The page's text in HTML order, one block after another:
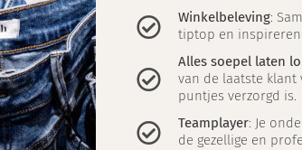
Winkelbeleving:
tiptop en
Alles soepel laten
van de laatste klant
puntjes verzorgd is.
Teamplayer: Je
de gezellige en